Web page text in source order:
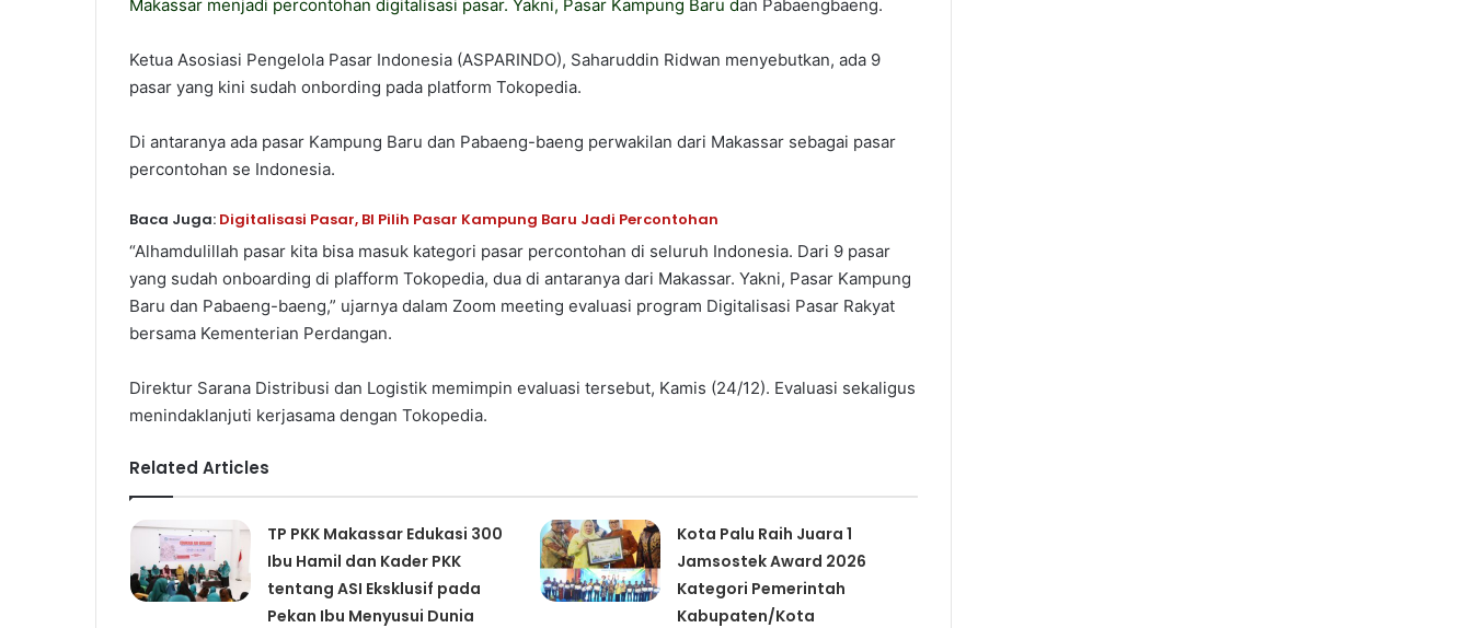
Makassar menjadi percontohan digitalisasi pasar. Yakni, Pasar Kampung Baru dan Pabaengbaeng.
Ketua Asosiasi Pengelola Pasar Indonesia (ASPARINDO), Saharuddin Ridwan menyebutkan, ada 9
pasar yang kini sudah onbording pada platform Tokopedia.
Di antaranya ada pasar Kampung Baru dan Pabaeng-baeng perwakilan dari Makassar sebagai pasar
percontohan se Indonesia.
Baca Juga: Digitalisasi Pasar, BI Pilih Pasar Kampung Baru Jadi Percontohan
“Alhamdulillah pasar kita bisa masuk kategori pasar percontohan di seluruh Indonesia. Dari 9 pasar
yang sudah onboarding di plafform Tokopedia, dua di antaranya dari Makassar. Yakni, Pasar Kampung
Baru dan Pabaeng-baeng,” ujarnya dalam Zoom meeting evaluasi program Digitalisasi Pasar Rakyat
bersama Kementerian Perdangan.
Direktur Sarana Distribusi dan Logistik memimpin evaluasi tersebut, Kamis (24/12). Evaluasi sekaligus
menindaklanjuti kerjasama dengan Tokopedia.
Related Articles
TP PKK Makassar Edukasi 300
Ibu Hamil dan Kader PKK
tentang ASI Eksklusif pada
Pekan Ibu Menyusui Dunia
Kota Palu Raih Juara 1
Jamsostek Award 2026
Kategori Pemerintah
Kabupaten/Kota